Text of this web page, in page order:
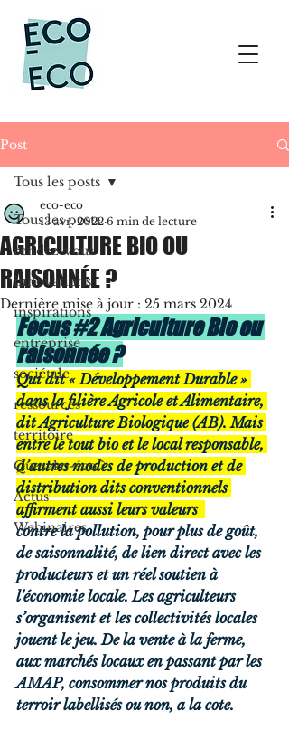
Post
Tous les posts
rendez-vous
innovations
inspirations
entreprise
sociétale
ressources
territoire
Quesako-éco ?
Actus
Webinaires
Tous les posts
AGRICULTURE BIO OU
RAISONNÉE ?
eco-eco
13 avr. 2022 6 min de lecture
Dernière mise à jour : 25 mars 2024
Focus #2 Agriculture Bio ou
raisonnée ?
Qui dit « Développement Durable »
dans la filière Agricole et Alimentaire,
dit Agriculture Biologique (AB). Mais
entre le tout bio et le local responsable,
d’autres modes de production et de
distribution dits conventionnels
affirment aussi leurs valeurs
contre la pollution, pour plus de goût,
de saisonnalité, de lien direct avec les
producteurs et un réel soutien à
l'économie locale. Les agriculteurs
s’organisent et les collectivités locales
jouent le jeu. De la vente à la ferme,
aux marchés locaux en passant par les
AMAP, consommer nos produits du
terroir labellisés ou non, a la cote.